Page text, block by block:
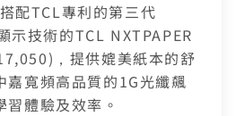
配TCL專利的第三代
示技術的TCL NXTPAPER
，提供媲美紙本的舒
嘉寬頻高品質的1G光纖飆
體驗及效率。